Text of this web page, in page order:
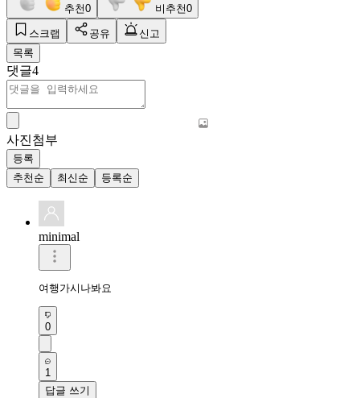
추천0 비추천0
스크랩 공유
신고
목록
댓글4
사진첨부
등록
추천순
최신순 등록순
minimal
여행가시나봐요
0
1
답글 쓰기